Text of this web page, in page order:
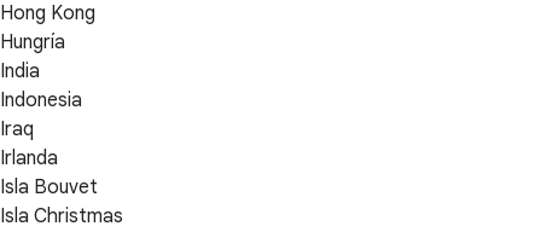
Hong Kong
Hungría
India
Indonesia
Iraq
Irlanda
Isla Bouvet
Isla Christmas